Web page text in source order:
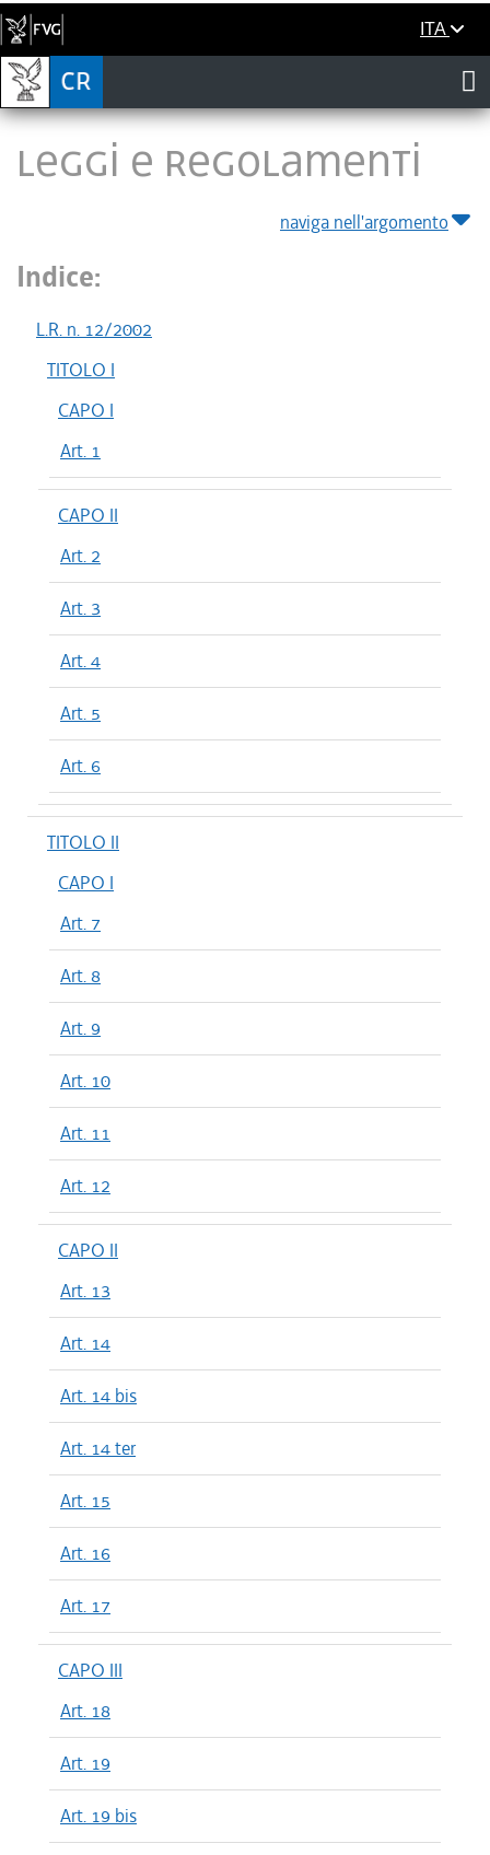
ITA
LEGGI E REGOLAMENTI
naviga nell'argomento
Indice:
L.R. n. 12/2002
TITOLO I
CAPO I
Art. 1
CAPO II
Art. 2
Art. 3
Art. 4
Art. 5
Art. 6
TITOLO II
CAPO I
Art. 7
Art. 8
Art. 9
Art. 10
Art. 11
Art. 12
CAPO II
Art. 13
Art. 14
Art. 14 bis
Art. 14 ter
Art. 15
Art. 16
Art. 17
CAPO III
Art. 18
Art. 19
Art. 19 bis